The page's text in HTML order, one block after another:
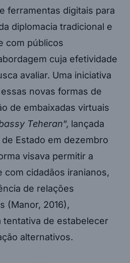
ferramentas digitais para
diplomacia tradicional e
com públicos
cuja efetividade
avaliar. Uma iniciativa
novas formas de
de embaixadas virtuais
Teheran“, lançada
Estado em dezembro
visava permitir a
com cidadãos iranianos,
de relações
(Manor, 2016),
tentativa de estabelecer
alternativos.